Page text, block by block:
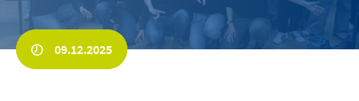
Actus
Emplois
09.12.2025